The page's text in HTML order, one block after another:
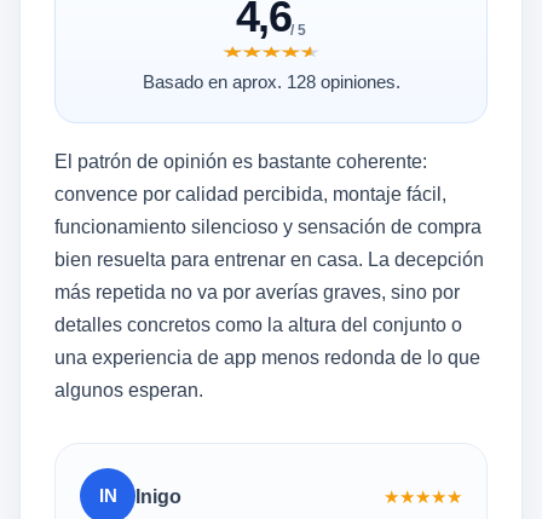
El patrón de opinión es bastante coherente:
convence por calidad percibida, montaje fácil,
funcionamiento silencioso y sensación de compra
bien resuelta para entrenar en casa. La decepción
más repetida no va por averías graves, sino por
detalles concretos como la altura del conjunto o
una experiencia de app menos redonda de lo que
algunos esperan.
4,6/ 5
★★★★★
★★★★★
Basado en aprox. 128 opiniones.
IN Inigo ★★★★★